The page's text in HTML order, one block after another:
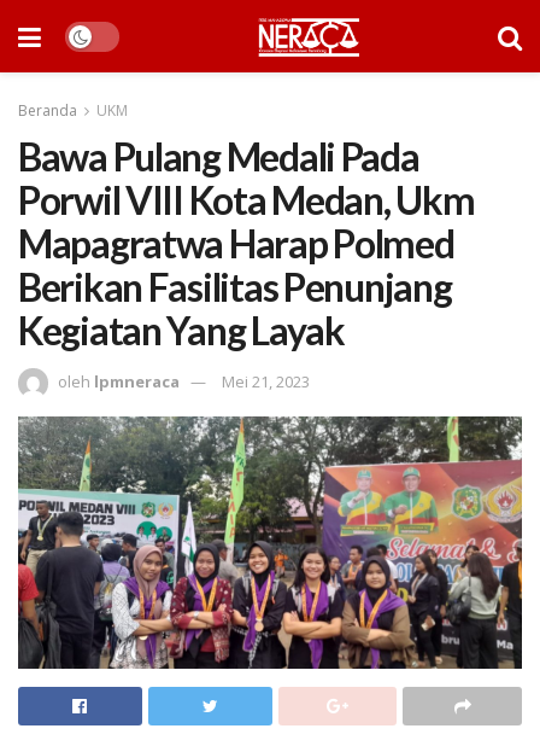
Beranda UKM
Bawa Pulang Medali Pada
Porwil VIII Kota Medan, Ukm
Mapagratwa Harap Polmed
Berikan Fasilitas Penunjang
Kegiatan Yang Layak
oleh lpmneraca Mei 21, 2023